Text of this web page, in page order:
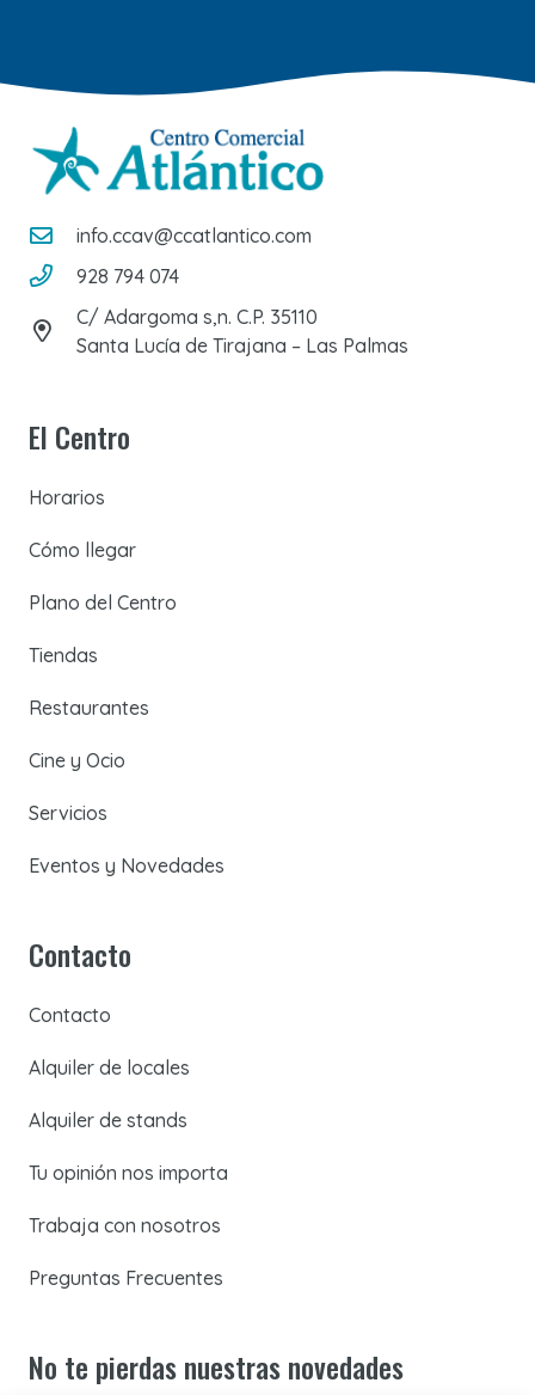
info.ccav@ccatlantico.com
928 794 074
C/ Adargoma s,n. C.P. 35110
Santa Lucía de Tirajana – Las Palmas
El Centro
Horarios
Cómo llegar
Plano del Centro
Tiendas
Restaurantes
Cine y Ocio
Servicios
Eventos y Novedades
Contacto
Contacto
Alquiler de locales
Alquiler de stands
Tu opinión nos importa
Trabaja con nosotros
Preguntas Frecuentes
No te pierdas nuestras novedades